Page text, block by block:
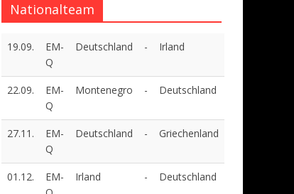
Nationalteam
19.09.
EM-
Q
Deutschland - Irland
22.09.
EM-
Q
Montenegro - Deutschland
27.11.
EM-
Q
Deutschland - Griechenland
01.12.
EM-
Irland - Deutschland